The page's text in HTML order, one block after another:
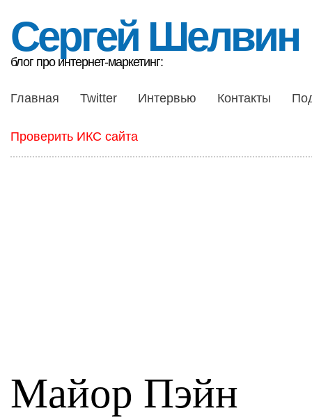
Сергей Шелвин
блог про интернет-маркетинг:
Главная Twitter Интервью Контакты
Проверить ИКС сайта
Майор Пэйн